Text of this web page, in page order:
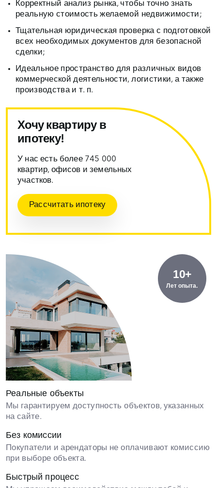
Корректный анализ рынка, чтобы точно знать
реальную стоимость желаемой недвижимости;
Тщательная юридическая проверка с подготовкой
всех необходимых документов для безопасной
сделки;
Идеальное пространство для различных видов
коммерческой деятельности, логистики, а также
производства и т. п.
Хочу квартиру в
ипотеку!
У нас есть более 745 000
квартир, офисов и земельных
участков.
Рассчитать ипотеку
10+
Лет опыта.
Реальные объекты
Мы гарантируем доступность объектов, указанных
на сайте.
Без комиссии
Покупатели и арендаторы не оплачивают комиссию
при выборе объекта.
Быстрый процесс